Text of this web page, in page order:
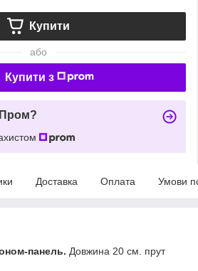
Купити
або
Купити з
Пром?
Доставка Оплата Умови
панель. Довжина 20 см. прут